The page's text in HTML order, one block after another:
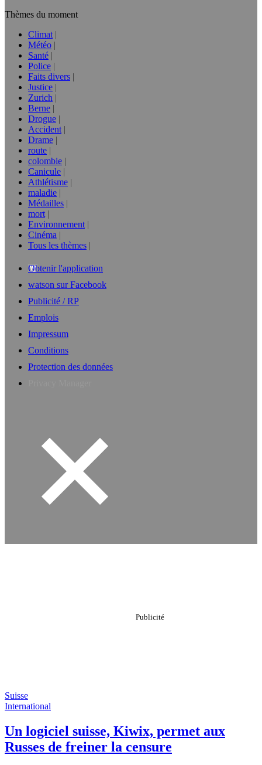
Thèmes du moment
Climat
Météo
Santé
Police
Faits divers
Justice
Zurich
Berne
Drogue
Accident
Drame
route
colombie
Canicule
Athlétisme
maladie
Médailles
mort
Environnement
Cinéma
Tous les thèmes
Obtenir l'application
watson sur Facebook
Publicité / RP
Emplois
Impressum
Conditions
Protection des données
Suisse
International
Un logiciel suisse, Kiwix, permet aux
Russes de freiner la censure